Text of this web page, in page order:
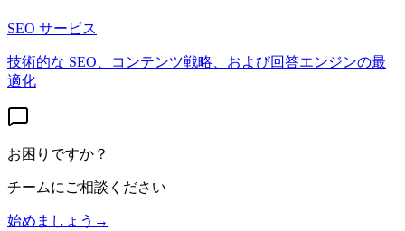
SEO サービス
技術的な SEO、コンテンツ戦略、および回答エンジンの最
適化
お困りですか？
チームにご相談ください
始めましょう →